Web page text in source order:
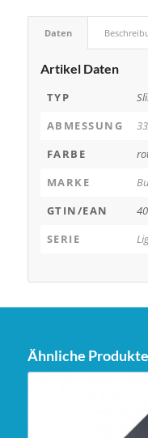
Daten
Artikel Daten
TYP
ABMESSUNG
FARBE
MARKE
GTIN/EAN
SERIE
Ähnliche Produkte